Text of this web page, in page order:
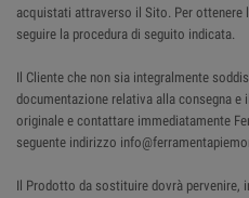
acquistati attraverso il Sito. Per
seguire la procedura di seguito indicata.
Il Cliente che non sia integralmente
documentazione relativa alla consegna
originale e contattare immediatamente
seguente indirizzo
Il Prodotto da sostituire dovrà pervenire,